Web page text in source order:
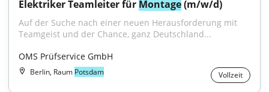
Elektriker Teamleiter für Montage (m/w/d)
Auf der Suche nach einer neuen Herausforderung mit
Teamgeist und der Chance, ganz Deutschland...
OMS Prüfservice GmbH
Berlin, Raum Potsdam Vollzeit